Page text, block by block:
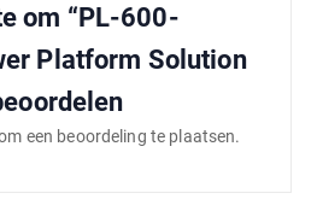
om “PL-600-
Platform Solution
een beoordeling te plaatsen.